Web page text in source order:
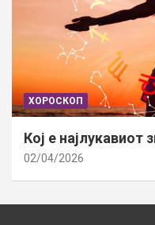
ХОРОСКОП
Кој е најлукавиот
02/04/2026